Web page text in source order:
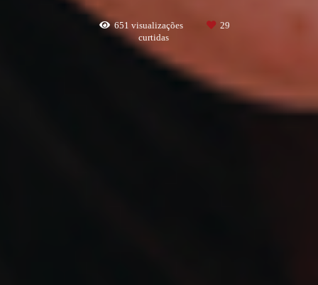
651 visualizações
29
curtidas